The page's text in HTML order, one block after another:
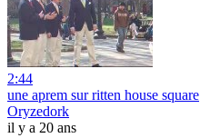
2:44
une aprem sur ritten house square
Oryzedork
il y a 20 ans